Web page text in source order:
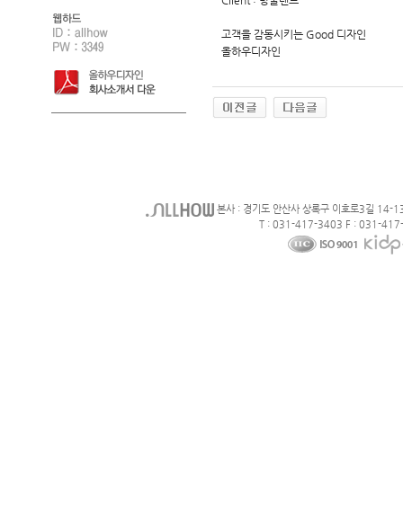
고객을 감동시키는 Good 디자인
올하우디자인
본사 : 경기도 안산사 상록구 이호로3길 14-
T : 031-417-3403 F : 031-